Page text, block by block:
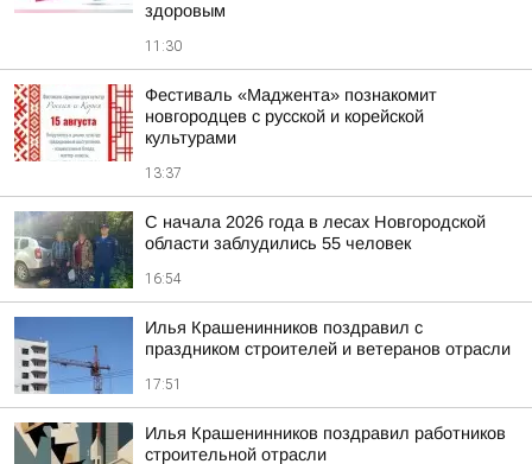
здоровым
11:30
Фестиваль «Маджента» познакомит
новгородцев с русской и корейской
культурами
13:37
С начала 2026 года в лесах Новгородской
области заблудились 55 человек
16:54
Илья Крашенинников поздравил с
праздником строителей и ветеранов отрасли
17:51
Илья Крашенинников поздравил работников
строительной отрасли